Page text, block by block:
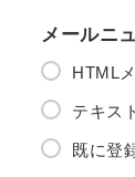
メールニ
HTML
テキス
既に登